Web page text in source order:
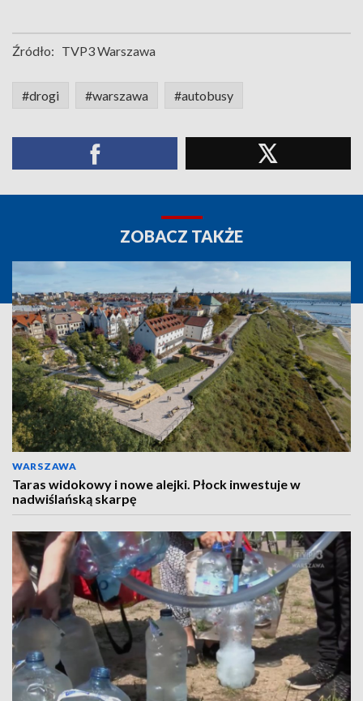
Źródło: TVP3 Warszawa
#drogi #warszawa #autobusy
ZOBACZ TAKŻE
WARSZAWA
Taras widokowy i nowe alejki. Płock inwestuje w
nadwiślańską skarpę